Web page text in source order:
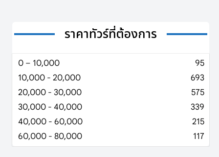
ราคาทัวร์ที่ต้องการ
0 – 10,000
95
10,000 - 20,000
693
20,000 - 30,000
575
30,000 - 40,000
339
40,000 - 60,000
215
60,000 - 80,000
117